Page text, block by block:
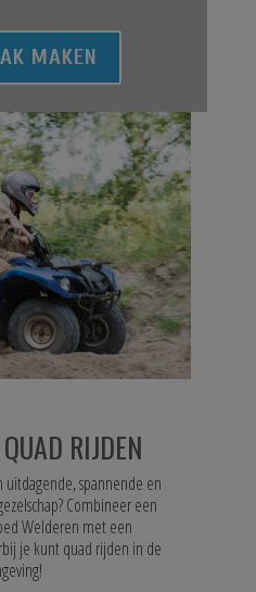
MAKEN
RIJDEN
uitdagende, spannende en
Combineer een
Welderen met een
je kunt quad rijden in de